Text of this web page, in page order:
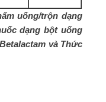
uống/trộn dạng
dạng bột uống
và Thức